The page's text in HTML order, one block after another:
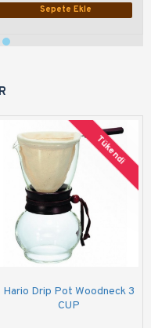
Sepete Ekle
Tükendi
Hario Drip Pot Woodneck 3
CUP